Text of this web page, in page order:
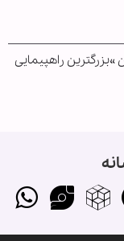
»بزرگترین راهپیمایی